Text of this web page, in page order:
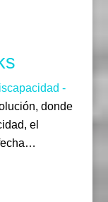
-
donde
el